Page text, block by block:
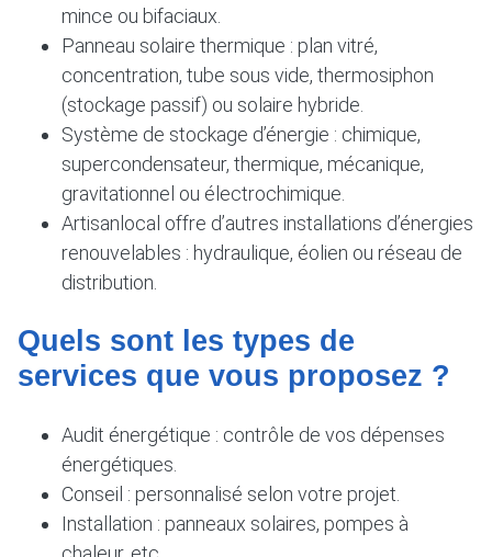
mince ou bifaciaux.
Panneau solaire thermique : plan vitré,
concentration, tube sous vide, thermosiphon
(stockage passif) ou solaire hybride.
Système de stockage d’énergie : chimique,
supercondensateur, thermique, mécanique,
gravitationnel ou électrochimique.
Artisanlocal offre d’autres installations d’énergies
renouvelables : hydraulique, éolien ou réseau de
distribution.
Quels sont les types de
services que vous proposez ?
Audit énergétique : contrôle de vos dépenses
énergétiques.
Conseil : personnalisé selon votre projet.
Installation : panneaux solaires, pompes à